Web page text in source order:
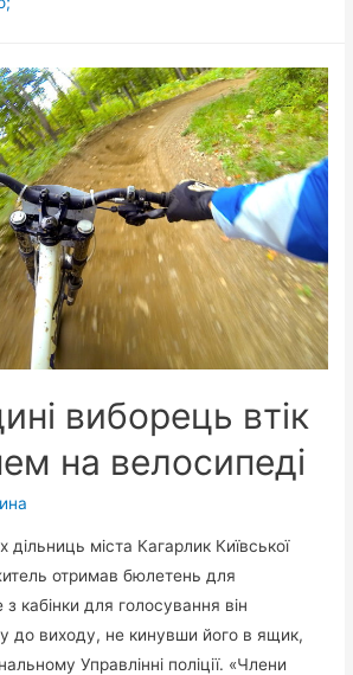
виборець втік
на велосипеді
дільниць міста Кагарлик Київської
отримав бюлетень для
кабінки для голосування він
до виходу, не кинувши його в ящик,
Управлінні поліції. «Члени